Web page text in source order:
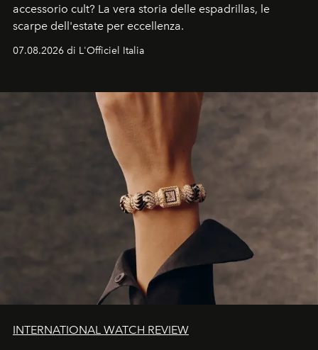
accessorio cult? La vera storia delle espadrillas, le
scarpe dell'estate per eccellenza.
07.08.2026 di L'Officiel Italia
INTERNATIONAL WATCH REVIEW